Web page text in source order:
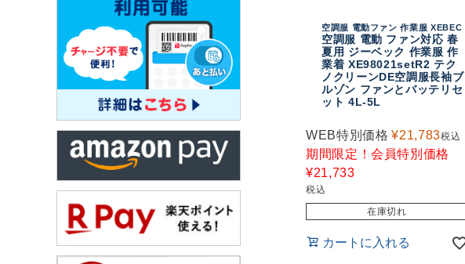
空調服 電動ファン 作業服 XEBEC
空調服 電動 ファン対応 春
夏用 ジーベック 作業服 作
業着 XE98021setR2 テク
ノクリーンDE空調服長袖ブ
ルゾン ファンとバッテリセ
ット 4L-5L
WEB特別価格 ¥21,783税込
期間限定！会員特別価格
¥21,733
税込
在庫切れ
カートに入れる